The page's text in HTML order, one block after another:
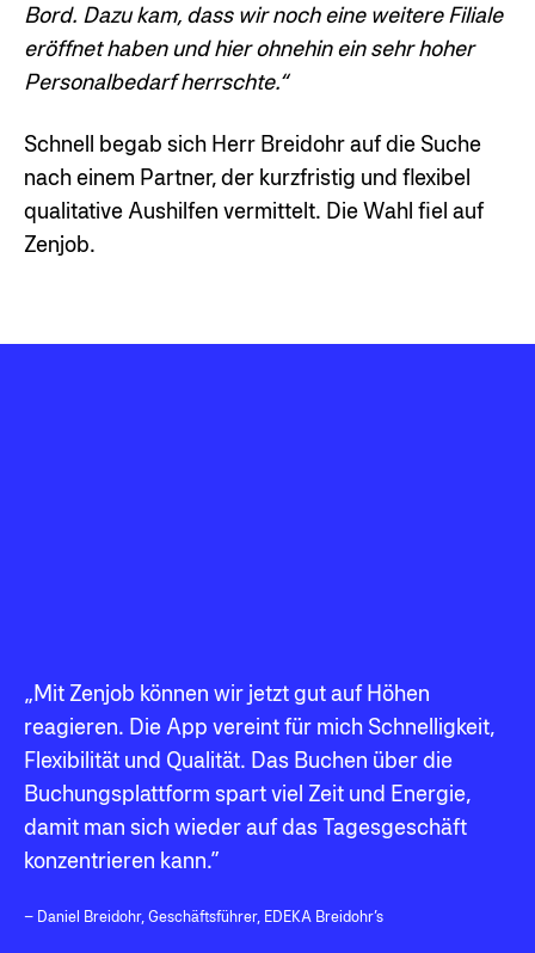
Bord. Dazu kam, dass wir noch eine weitere Filiale
eröffnet haben und hier ohnehin ein sehr hoher
Personalbedarf herrschte.“
Schnell begab sich Herr Breidohr auf die Suche
nach einem Partner, der kurzfristig und flexibel
qualitative Aushilfen vermittelt. Die Wahl fiel auf
Zenjob.
„Mit Zenjob können wir jetzt gut auf Höhen
reagieren. Die App vereint für mich Schnelligkeit,
Flexibilität und Qualität. Das Buchen über die
Buchungsplattform spart viel Zeit und Energie,
damit man sich wieder auf das Tagesgeschäft
konzentrieren kann.”
– Daniel Breidohr, Geschäftsführer, EDEKA Breidohr’s